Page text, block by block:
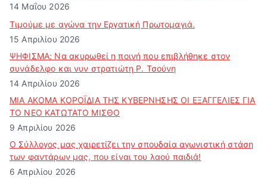
14 Μαΐου 2026
Τιμούμε με αγώνα την Εργατική Πρωτομαγιά.
15 Απριλίου 2026
ΨΗΦΙΣΜΑ: Να ακυρωθεί η ποινή που επιβλήθηκε στον
συνάδελφο και νυν στρατιώτη Ρ. Τσούνη
14 Απριλίου 2026
ΜΙΑ ΑΚΟΜΑ ΚΟΡΟΪΔΙΑ ΤΗΣ ΚΥΒΕΡΝΗΣΗΣ ΟΙ ΕΞΑΓΓΕΛΙΕΣ ΓΙΑ
ΤΟ ΝΕΟ ΚΑΤΩΤΑΤΟ ΜΙΣΘΟ
9 Απριλίου 2026
Ο Σύλλογος μας χαιρετίζει την σπουδαία αγωνιστική στάση
των φαντάρων μας, που είναι του λαού παιδιά!
6 Απριλίου 2026